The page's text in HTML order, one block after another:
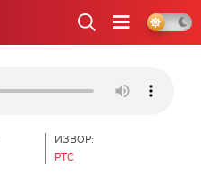
ИЗВОР:
РТС